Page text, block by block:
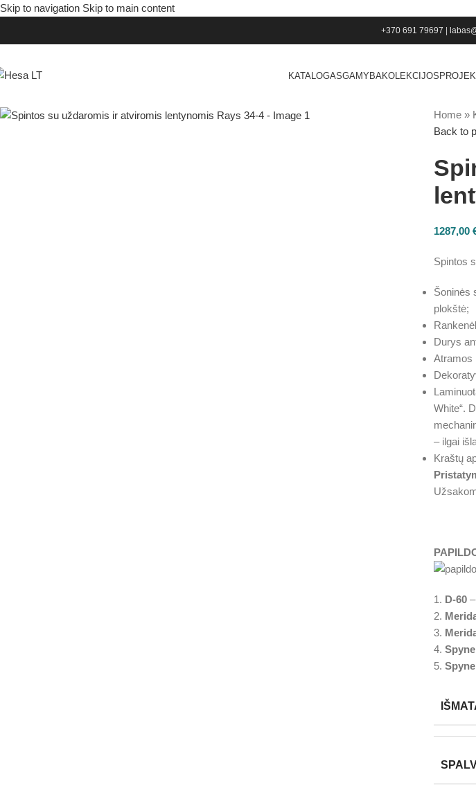
Skip to navigation Skip to main content
+370 691 79697
KATALOGASGAMYBAKOLEKCIJOS
Home»
Back to
1287,00
Spintos
Šoninės
plokštė;
Durys
Atramos
White“.
– ilgai
Kraštų
1. D-60–
2.
3.
4.
5.